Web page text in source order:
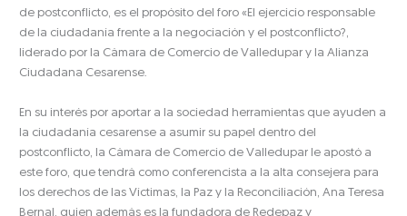
de postconflicto, es el propósito del foro «El ejercicio responsable
de la ciudadanía frente a la negociación y el postconflicto?,
liderado por la Cámara de Comercio de Valledupar y la Alianza
Ciudadana Cesarense.
En su interés por aportar a la sociedad herramientas que ayuden a
la ciudadanía cesarense a asumir su papel dentro del
postconflicto, la Cámara de Comercio de Valledupar le apostó a
este foro, que tendrá como conferencista a la alta consejera para
los derechos de las Víctimas, la Paz y la Reconciliación, Ana Teresa
Bernal, quien además es la fundadora de Redepaz y